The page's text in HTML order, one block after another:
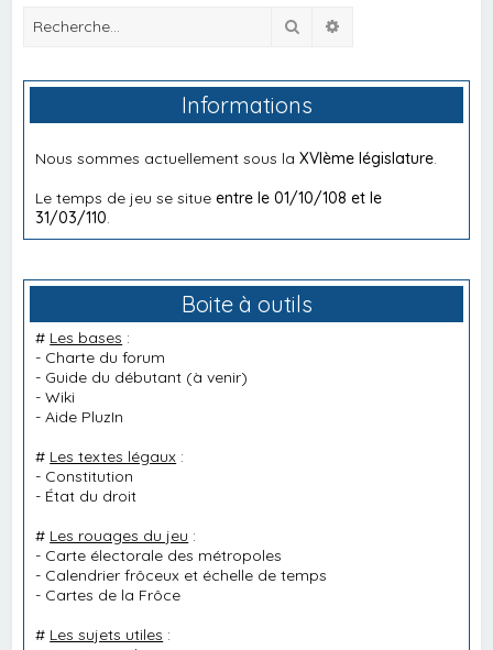
Rechercher
Informations
Nous sommes actuellement sous laXVIème législature
Le temps de jeu se situeentre le 01/10/108 et le
31/03/110
Boite à outils
# Les bases :
- Charte du forum
- Guide du débutant (à venir)
-Wiki
-Aide PluzIn
# Les textes légaux :
- Constitution
- État du droit
# Les rouages du jeu :
- Carte électorale des métropoles
- Calendrier frôceux et échelle de temps
- Cartes de la Frôce
# Les sujets utiles :